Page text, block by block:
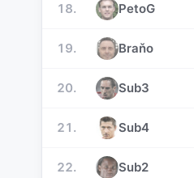
18. PetoG
19. Braňo
20. Sub3
21. Sub4
22. Sub2